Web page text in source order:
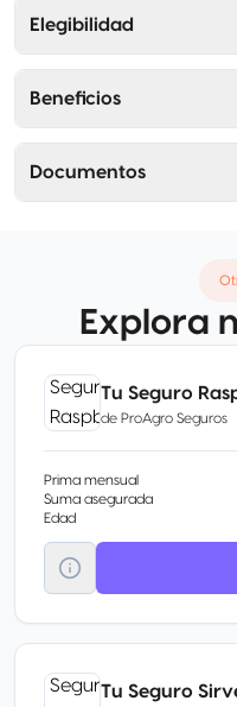
Elegibilidad
Beneficios
Documentos
Explora
Tu Seguro
de ProAgro Seguros
Prima mensual
Suma asegurada
Edad
Tu Seguro